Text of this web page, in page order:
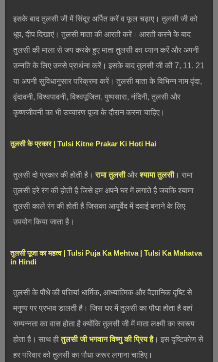
इसके बाद तुलसी जी में सिंदूर अर्पित करें व फूल चढ़ाए। तुलसी जी को
धूप, दीप दिखाएं। तुलसी माता की आरती करें। आरती करने के बाद
तुलसी की माला से जप करके हुए माता तुलसी का ध्यान करें और अपनी
उन्नति के लिए उनसे प्रार्थना करें। इसके बाद तुलसी जी की 7, 11, 21
या अपनी सुविधानुसार परिक्रमा करें। तुलसी माता के विभिन्न नाम वृंदा,
वृंदावनी, विश्वपावनी, विश्वपूजिता, पुष्पसारा, नंदिनी, तुलसी और
कृष्णजीवनी का भी उच्चारण पूजा के दौरान करना चाहिए।
तुलसी के प्रकार | Tulsi Kitne Prakar Ki Hoti Hai
तुलसी दो प्रकार की होती है।रामा तुलसीऔरश्यामा तुलसी। रामा
तुलसी हरे रंग की होती है जिसे हम अपने घर में लगाते है जबकि श्यामा
तुलसी काले रंग की होती है जिसका आयुर्वेद में दवाई बनाने के लिए
उपयोग किया जाता है।
तुलसी पूजा का महत्व | Tulsi Puja Ka Mehtva | Tulsi Ka Mahatva
in Hindi
तुलसी के पौधे की पत्तियां धार्मिक, आध्यात्मिक और वैज्ञानिक दृष्टि से
मनुष्य पर प्रभाव डालती है। जिस घर में तुलसी का पौधा होता है वहां
सम्पन्नता का वास होता है क्योंकि तुलसी जी में माता लक्ष्मी का स्वरूप
होता है। साथ हीतुलसी जी भगवान विष्णु की प्रिय है। इस दृष्टिकोण से
हर परिवार को तुलसी का पौधा जरूर लगाना चाहिए।